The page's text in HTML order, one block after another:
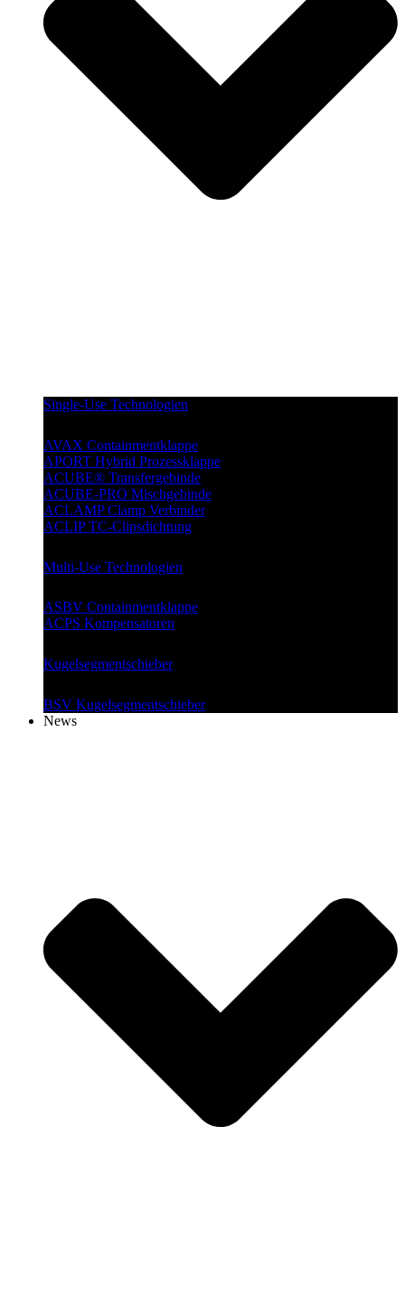
Single-Use Technologien
AVAX Containmentklappe
APORT Hybrid Prozessklappe
ACUBE® Transfergebinde
ACUBE-PRO Mischgebinde
ACLAMP Clamp Verbinder
ACLIP TC-Clipsdichtung
Multi-Use Technologien
ASBV Containmentklappe
ACPS Kompensatoren
Kugelsegmentschieber
BSV Kugelsegmentschieber
News